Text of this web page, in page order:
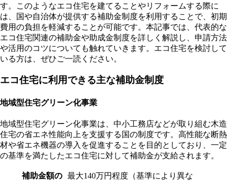
す。このようなエコ住宅を建てることやリフォームする際に
は、国や自治体が提供する補助金制度を利用することで、初期
費用の負担を軽減することが可能です。本記事では、代表的な
エコ住宅関連の補助金や助成金制度を詳しく解説し、申請方法
や活用のコツについても触れていきます。エコ住宅を検討して
いる方は、ぜひご一読ください。
エコ住宅に利用できる主な補助金制度
地域型住宅グリーン化事業
地域型住宅グリーン化事業は、中小工務店などが取り組む木造
住宅の省エネ性能向上を支援する国の制度です。高性能な断熱
材や省エネ機器の導入を促進することを目的としており、一定
の基準を満たしたエコ住宅に対して補助金が支給されます。
補助金額の 最大140万円程度（基準により異な